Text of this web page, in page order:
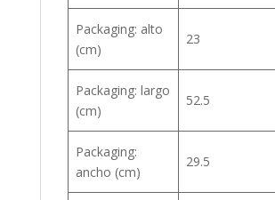
Packaging: alto
(cm)
23
Packaging: largo
(cm)
52.5
Packaging:
ancho (cm)
29.5